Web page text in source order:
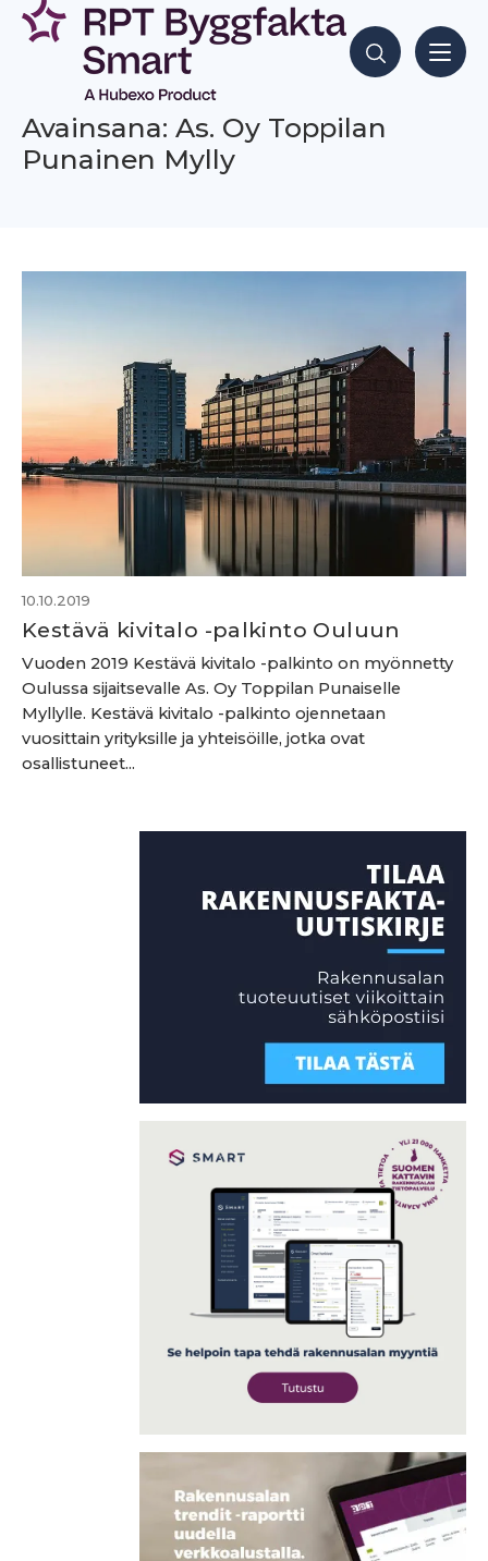
Siirry
sisältöön
Hae sisältöjä
Avainsana: As. Oy Toppilan
Punainen Mylly
10.10.2019
Kestävä kivitalo -palkinto Ouluun
Vuoden 2019 Kestävä kivitalo -palkinto on myönnetty
Oulussa sijaitsevalle As. Oy Toppilan Punaiselle
Myllylle. Kestävä kivitalo -palkinto ojennetaan
vuosittain yrityksille ja yhteisöille, jotka ovat
osallistuneet...